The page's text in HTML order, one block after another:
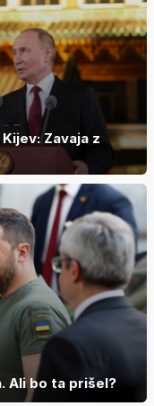
Zavaja z
Ali bo ta prišel?